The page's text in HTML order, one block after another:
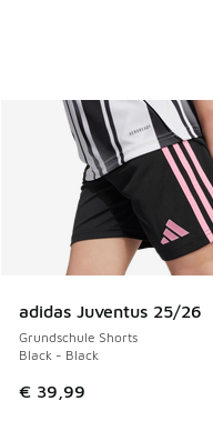
adidas Juventus 25/26
Grundschule Shorts
Black - Black
€ 39,99